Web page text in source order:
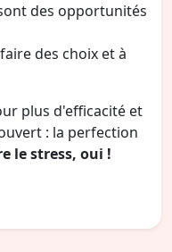
des opportunités
des choix et à
plus d'efficacité et
: la perfection
le stress, oui !